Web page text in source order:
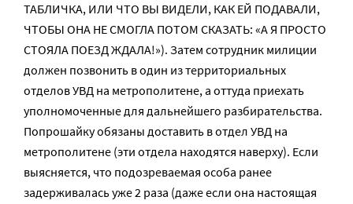
ТАБЛИЧКА, ИЛИ ЧТО ВЫ ВИДЕЛИ, КАК ЕЙ ПОДАВАЛИ,
ЧТОБЫ ОНА НЕ СМОГЛА ПОТОМ СКАЗАТЬ: «А Я ПРОСТО
СТОЯЛА ПОЕЗД ЖДАЛА!»). Затем сотрудник милиции
должен позвонить в один из территориальных
отделов УВД на метрополитене, а оттуда приехать
уполномоченные для дальнейшего разбирательства.
Попрошайку обязаны доставить в отдел УВД на
метрополитене (эти отдела находятся наверху). Если
выясняется, что подозреваемая особа ранее
задерживалась уже 2 раза (даже если она настоящая